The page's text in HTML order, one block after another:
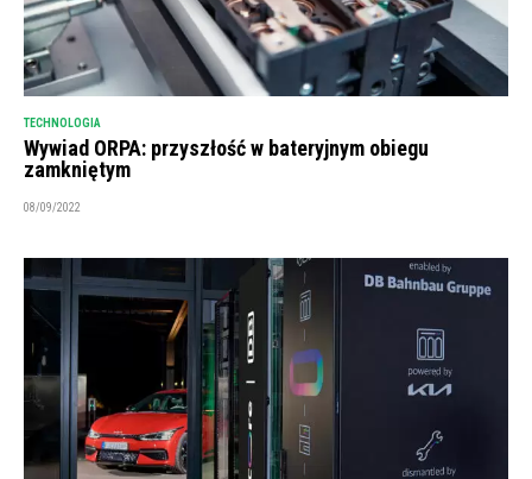
TECHNOLOGIA
Wywiad ORPA: przyszłość w bateryjnym obiegu
zamkniętym
08/09/2022